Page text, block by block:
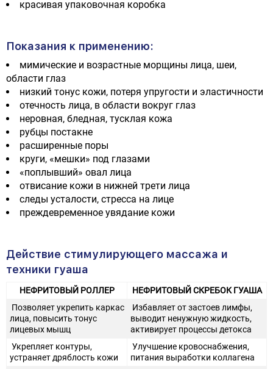
красивая упаковочная коробка
Показания к применению:
мимические и возрастные морщины лица, шеи,
области глаз
низкий тонус кожи, потеря упругости и эластичности
отечность лица, в области вокруг глаз
неровная, бледная, тусклая кожа
рубцы постакне
расширенные поры
круги, «мешки» под глазами
«поплывший» овал лица
отвисание кожи в нижней трети лица
следы усталости, стресса на лице
преждевременное увядание кожи
Действие стимулирующего массажа и
техники гуаша
НЕФРИТОВЫЙ РОЛЛЕР
НЕФРИТОВЫЙ СКРЕБОК ГУАША
Позволяет укрепить каркас
лица, повысить тонус
лицевых мышц
Избавляет от застоев лимфы,
выводит ненужную жидкость,
активирует процессы детокса
Укрепляет контуры,
устраняет дряблость кожи
Улучшение кровоснабжения,
питания выработки коллагена